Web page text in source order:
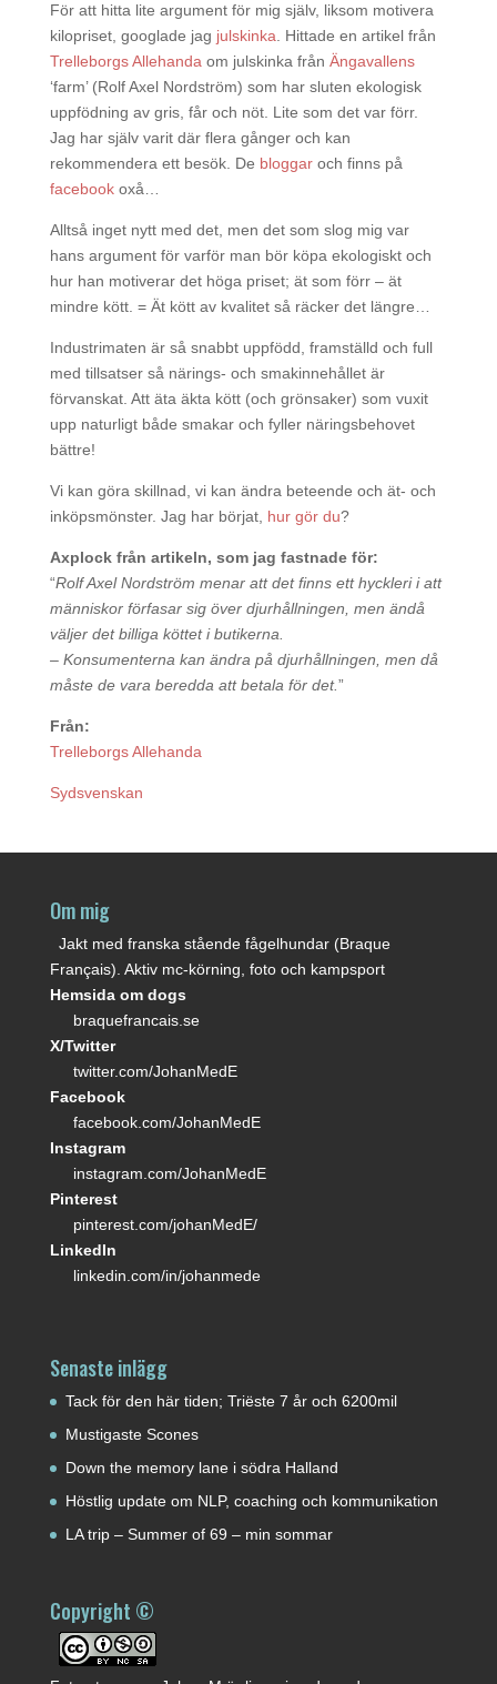
För att hitta lite argument för mig själv, liksom motivera
kilopriset, googlade jag julskinka . Hittade en artikel från
Trelleborgs Allehanda om julskinka från Ängavallens
‘farm’ (Rolf Axel Nordström) som har sluten ekologisk
uppfödning av gris, får och nöt. Lite som det var förr.
Jag har själv varit där flera gånger och kan
rekommendera ett besök. De bloggaroch finns på
facebookoxå…
Alltså inget nytt med det, men det som slog mig var
hans argument för varför man bör köpa ekologiskt och
hur han motiverar det höga priset; ät som förr – ät
mindre kött. = Ät kött av kvalitet så räcker det längre…
Industrimaten är så snabbt uppfödd, framställd och full
med tillsatser så närings- och smakinnehållet är
förvanskat. Att äta äkta kött (och grönsaker) som vuxit
upp naturligt både smakar och fyller näringsbehovet
bättre!
Vi kan göra skillnad, vi kan ändra beteende och ät- och
inköpsmönster. Jag har börjat, hur gör du?
Axplock från artikeln, som jag fastnade för:
“Rolf Axel Nordström menar att det finns ett hyckleri i att
människor förfasar sig över djurhållningen, men ändå
väljer det billiga köttet i butikerna.
– Konsumenterna kan ändra på djurhållningen, men då
måste de vara beredda att betala för det.”
Från:
Trelleborgs Allehanda
Sydsvenskan
Om mig
Jakt med franska stående fågelhundar (Braque
Français). Aktiv mc-körning, foto och kampsport
Hemsida om dogs
braquefrancais.se
X/Twitter
twitter.com/JohanMedE
Facebook
facebook.com/JohanMedE
Instagram
instagram.com/JohanMedE
Pinterest
pinterest.com/johanMedE/
LinkedIn
linkedin.com/in/johanmede
Senaste inlägg
Tack för den här tiden; Triëste 7 år och 6200mil
Mustigaste Scones
Down the memory lane i södra Halland
Höstlig update om NLP, coaching och kommunikation
LA trip – Summer of 69 – min sommar
Copyright ©